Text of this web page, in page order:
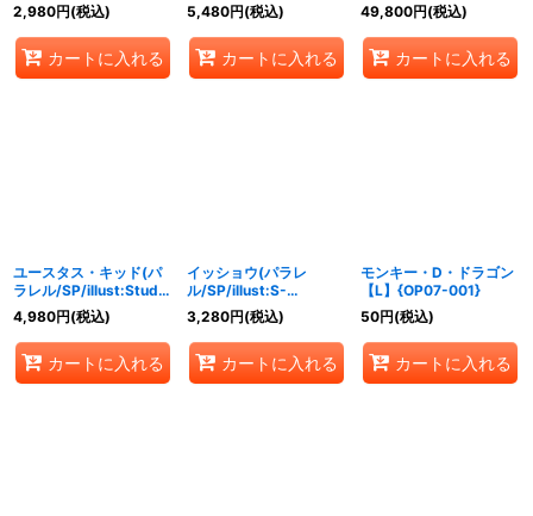
035[OP07]}
2,980円(税込)
カートに入れる
【SP】{OP01-
073[OP07]}
5,480円(税込)
カートに入れる
101[OP07]}
49,800円(税込)
カートに入れる
ユースタス・キッド(パ
ラレル/SP/illust:Studio
Vigor Co.Ltd)【SP】
{OP05-074[OP07]}
4,980円(税込)
カートに入れる
イッショウ(パラレ
ル/SP/illust:S-
KINOKO)【SP】
{OP03-078[OP07]}
3,280円(税込)
カートに入れる
モンキー・D・ドラゴン
【L】{OP07-001}
50円(税込)
カートに入れる